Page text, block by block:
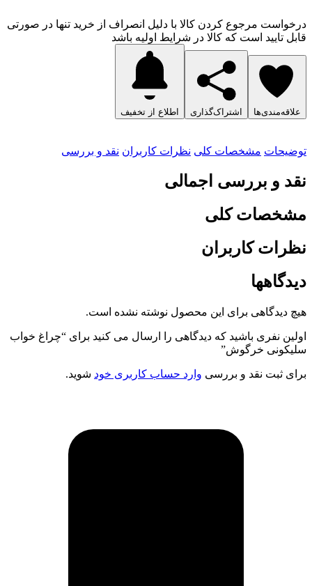
درخواست مرجوع کردن کالا با دلیل انصراف از خرید تنها در صورتی
قابل تایید است که کالا در شرایط اولیه باشد
علاقه‌مندی‌ها اشتراک‌گذاری اطلاع از تخفیف
توضیحات مشخصات کلی نظرات کاربران نقد و بررسی
نقد و بررسی اجمالی
مشخصات کلی
نظرات کاربران
دیدگاهها
هیچ دیدگاهی برای این محصول نوشته نشده است.
اولین نفری باشید که دیدگاهی را ارسال می کنید برای “چراغ خواب
سلیکونی خرگوش”
برای ثبت نقد و بررسی وارد حساب کاربری خود شوید.